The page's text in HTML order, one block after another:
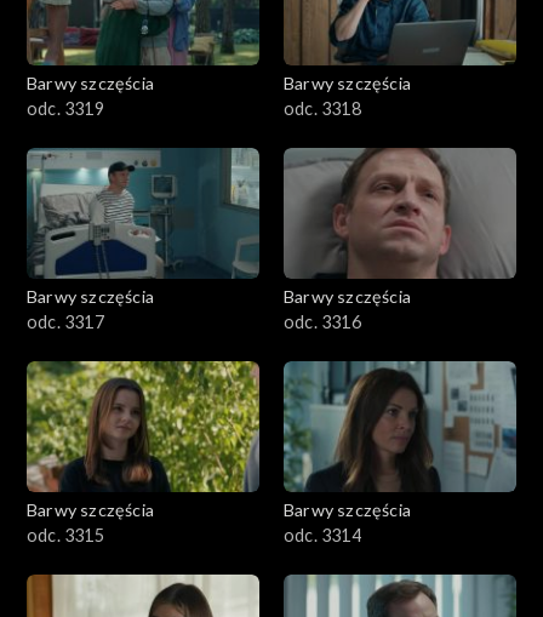
Barwy szczęścia
odc. 3319
Barwy szczęścia
odc. 3318
Barwy szczęścia
odc. 3317
Barwy szczęścia
odc. 3316
Barwy szczęścia
odc. 3315
Barwy szczęścia
odc. 3314